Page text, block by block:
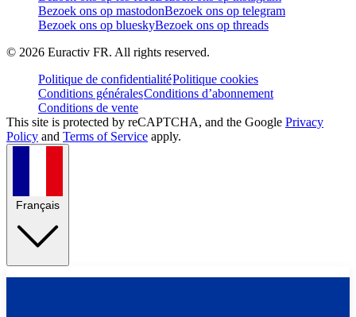
Bezoek ons op mastodonBezoek ons op telegram
Bezoek ons op blueskyBezoek ons op threads
© 2026 Euractiv FR. All rights reserved.
Politique de confidentialitéPolitique cookies
Conditions généralesConditions d’abonnement
Conditions de vente
This site is protected by reCAPTCHA, and the Google Privacy
Policy and Terms of Service apply.
Français